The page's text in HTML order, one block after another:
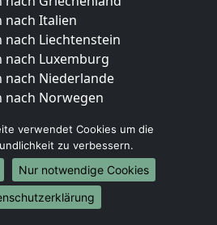
nach Italien
nach Liechtenstein
nach Luxemburg
nach Niederlande
nach Norwegen
nach Berlin
nach Hamburg
nach München
nach Köln
verwendet Cookies um die
zu verbessern.
Nur notwendige Cookies